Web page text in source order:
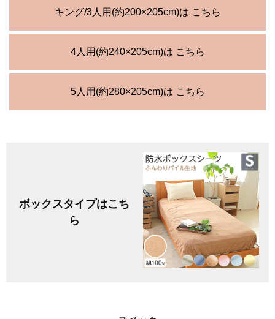
キング/3人用(約200×205cm)は こちら
4人用(約240×205cm)は こちら
5人用(約280×205cm)は こちら
ボックスタイプはこち
ら